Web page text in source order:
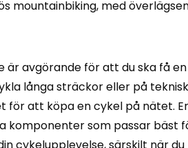
mountainbiking, med
avgörande för att du ska få
långa sträckor eller på
för att köpa en cykel på nätet.
som passar bäst